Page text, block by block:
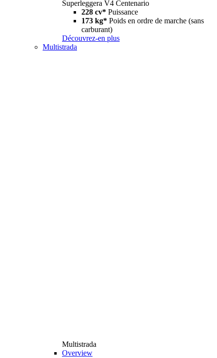
Superleggera V4 Centenario
228 cv* Puissance
173 kg* Poids en ordre de marche (sans
carburant)
Découvrez-en plus
Multistrada
Multistrada
Overview